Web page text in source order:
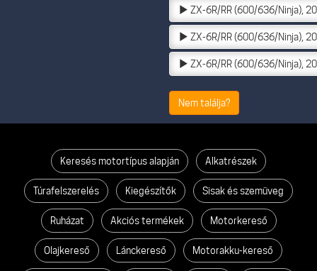
ZX-6R/RR (600/636/Ninja),
ZX-6R/RR (600/636/Ninja),
ZX-6R/RR (600/636/Ninja),
Nem találja?
Keresés motortípus alapján Alkatrészek
Túrafelszerelés Kiegészítők Sisak és szemüveg
Ruházat Akciós termékek Motorkereső
Olajkereső Lánckereső Motorakku-kereső